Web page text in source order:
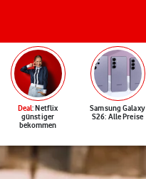
Deal: Netflix
günstiger
bekommen
Samsung Galaxy
S26: Alle Preise